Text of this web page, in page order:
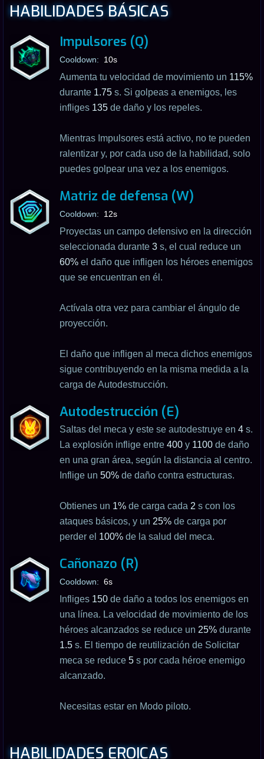
HABILIDADES BÁSICAS
Impulsores (Q)
Cooldown: 10s
Aumenta tu velocidad de movimiento un 115%
durante 1.75 s. Si golpeas a enemigos, les
infliges 135 de daño y los repeles.
Mientras Impulsores está activo, no te pueden
ralentizar y, por cada uso de la habilidad, solo
puedes golpear una vez a los enemigos.
Matriz de defensa (W)
Cooldown: 12s
Proyectas un campo defensivo en la dirección
seleccionada durante 3 s, el cual reduce un
60% el daño que infligen los héroes enemigos
que se encuentran en él.
Actívala otra vez para cambiar el ángulo de
proyección.
El daño que infligen al meca dichos enemigos
sigue contribuyendo en la misma medida a la
carga de Autodestrucción.
Autodestrucción (E)
Saltas del meca y este se autodestruye en 4 s.
La explosión inflige entre 400 y 1100 de daño
en una gran área, según la distancia al centro.
Inflige un 50% de daño contra estructuras.
Obtienes un 1% de carga cada 2 s con los
ataques básicos, y un 25% de carga por
perder el 100% de la salud del meca.
Cañonazo (R)
Cooldown: 6s
Infliges 150 de daño a todos los enemigos en
una línea. La velocidad de movimiento de los
héroes alcanzados se reduce un 25% durante
1.5 s. El tiempo de reutilización de Solicitar
meca se reduce 5 s por cada héroe enemigo
alcanzado.
Necesitas estar en Modo piloto.
HABILIDADES EROICAS